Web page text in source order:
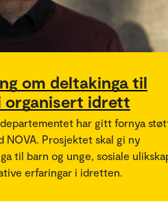
om deltakinga til
organisert idrett
har gitt fornya
NOVA. Prosjektet skal gi ny
til barn og unge, sosiale
erfaringar i idretten.